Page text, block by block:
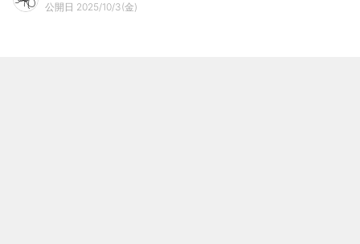
公開日 2025/10/3(金)